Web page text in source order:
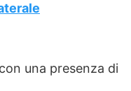
una presenza di